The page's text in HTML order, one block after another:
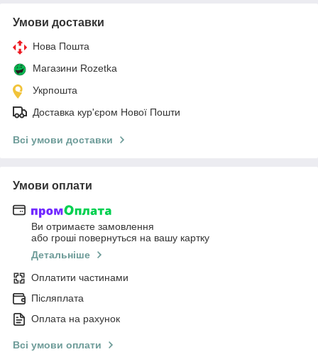
Умови доставки
Нова Пошта
Магазини Rozetka
Укрпошта
Доставка кур'єром Нової Пошти
Всі умови доставки
Умови оплати
Ви отримаєте замовлення
або гроші повернуться на вашу картку
Детальніше
Оплатити частинами
Післяплата
Оплата на рахунок
Всі умови оплати